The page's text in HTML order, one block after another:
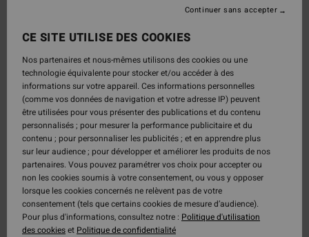
CE SITE UTILISE DES COOKIES
Nos partenaires et nous-mêmes utilisons des cookies ou une
technologie équivalente pour stocker et/ou accéder à des
informations sur votre appareil. Ces informations personnelles
(comme vos données de navigation et votre adresse IP) peuvent
être utilisées pour vous présenter des publications et du contenu
personnalisés ; pour mesurer la performance publicitaire et du
contenu ; pour personnaliser les publicités ; et en apprendre plus
sur leur audience ; pour développer et améliorer les produits de nos
partenaires. Vous pouvez paramétrer vos choix pour accepter ou
non les cookies soumis à votre consentement, ou vous y opposer
lorsque les cookies concernés ne relèvent pas de votre
consentement (tels que certains cookies de mesure d’audience).
Pour plus d'informations, consultez notre : Politique d'utilisation
des cookieset Politique de confidentialité
Continuer sans accepter